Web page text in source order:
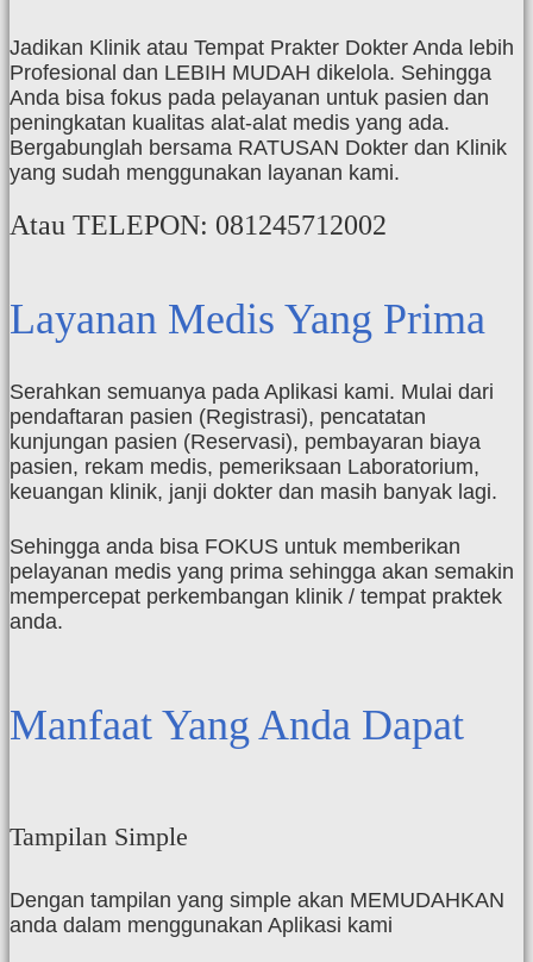
Jadikan Klinik atau Tempat Prakter Dokter Anda lebih
Profesional dan LEBIH MUDAH dikelola. Sehingga
Anda bisa fokus pada pelayanan untuk pasien dan
peningkatan kualitas alat-alat medis yang ada.
Bergabunglah bersama RATUSAN Dokter dan Klinik
yang sudah menggunakan layanan kami.
Atau TELEPON: 081245712002
Layanan Medis Yang Prima
Serahkan semuanya pada Aplikasi kami. Mulai dari
pendaftaran pasien (Registrasi), pencatatan
kunjungan pasien (Reservasi), pembayaran biaya
pasien, rekam medis, pemeriksaan Laboratorium,
keuangan klinik, janji dokter dan masih banyak lagi.
Sehingga anda bisa FOKUS untuk memberikan
pelayanan medis yang prima sehingga akan semakin
mempercepat perkembangan klinik / tempat praktek
anda.
Manfaat Yang Anda Dapat
Tampilan Simple
Dengan tampilan yang simple akan MEMUDAHKAN
anda dalam menggunakan Aplikasi kami